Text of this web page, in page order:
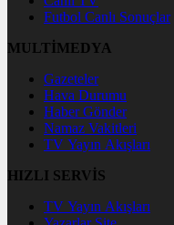
Futbol Canlı Sonuçlar
MULTİMEDYA
Gazeteler
Hava Durumu
Haber Gönder
Namaz Vakitleri
TV Yayın Akışları
HIZLI SERVİS
TV Yayın Akışları